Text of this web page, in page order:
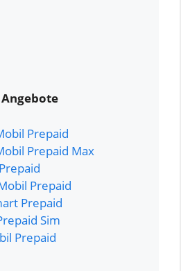
Prepaid
Prepaid Max
Prepaid
Prepaid
Sim
Prepaid